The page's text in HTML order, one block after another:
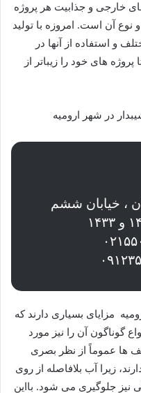
خارجی و جذابیت هر پروژه
آن است. امروزه با تولید
و استفاده از آنها در
های خود را زیباتر از
در شهر ارومیه
، خیابان ششم
مزایای بسیاری دارند که
گوناگون آن را نیز مورد
ها عموماً از نظر بصری
زیرا آب بلافاصله از روی
نیز جلوگیری می شود. بااین